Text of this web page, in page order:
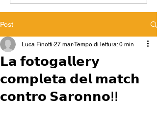
Post
𝗟𝗮 𝗳𝗼𝘁𝗼𝗴𝗮𝗹𝗹𝗲𝗿𝘆
𝗰𝗼𝗺𝗽𝗹𝗲𝘁𝗮 𝗱𝗲𝗹 𝗺𝗮𝘁𝗰𝗵
𝗰𝗼𝗻𝘁𝗿𝗼 𝗦𝗮𝗿𝗼𝗻𝗻𝗼ⵑⵑ
Luca Finotti 27 mar Tempo di lettura: 0 min